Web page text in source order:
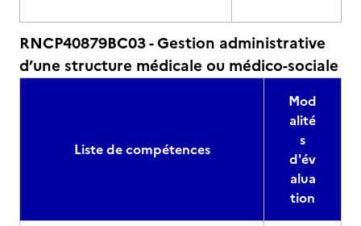
RNCP40879BC03 - Gestion administrative
d’une structure médicale ou médico-sociale
Liste de compétences
Mod
alité
s
d'év
alua
tion